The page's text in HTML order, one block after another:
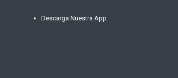
Descarga Nuestra App